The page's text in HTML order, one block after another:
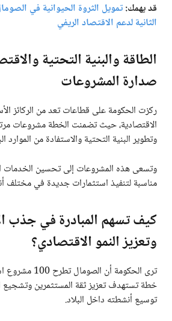
قد يهمك:تمويل الثروة الحيوانية في
الثانية لدعم الاقتصاد الريفي
الطاقة والبنية التحتية
صدارة المشروعات
ركزت الحكومة على قطاعات تعد من الركائز
الاقتصادية، حيث تضمنت الخطة مشروعات
وتطوير البنية التحتية والاستفادة من الموارد
وتسعى هذه المشروعات إلى تحسين الخدمات
مناسبة لتنفيذ استثمارات جديدة في مختلف
كيف تسهم المبادرة في جذب
وتعزيز النمو الاقتصادي؟
ترى الحكومة أن
خطة تستهدف تعزيز ثقة المستثمرين
توسيع أنشطته داخل البلاد.